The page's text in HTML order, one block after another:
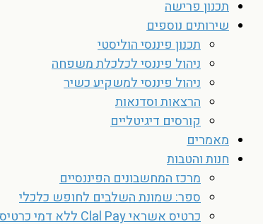
תכנון פרישה
שירותים נוספים
תכנון פיננסי הוליסטי
ניהול פיננסי לכלכלת משפחה
ניהול פיננסי למשקיע כשיר
הרצאות וסדנאות
קורסים דיגיטליים
מאמרים
חנות והטבות
מרכז המחשבונים הפיננסיים
ספר: שמונת השלבים לחופש כלכלי
כרטיס אשראי Clal Pay ללא דמי כרטיס